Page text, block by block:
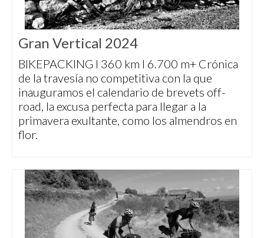
Gran Vertical 2024
BIKEPACKING I 360 km I 6.700 m+ Crónica
de la travesía no competitiva con la que
inauguramos el calendario de brevets off-
road, la excusa perfecta para llegar a la
primavera exultante, como los almendros en
flor.